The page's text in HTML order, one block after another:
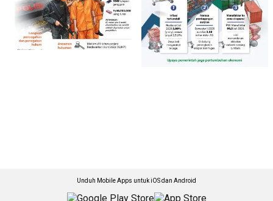
Unduh Mobile Apps untuk iOS dan Android